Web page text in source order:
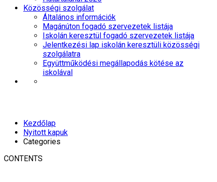
Közösségi szolgálat
Általános információk
Magánúton fogadó szervezetek listája
Iskolán keresztül fogadó szervezetek listája
Jelentkezési lap iskolán keresztüli közösségi
szolgálatra
Együttműködési megállapodás kötése az
iskolával
Kezdőlap
Nyitott kapuk
Categories
CONTENTS